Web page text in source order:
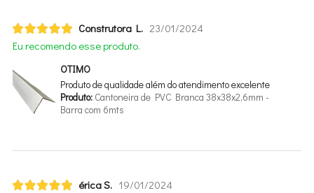
Construtora L. 23/01/2024
Eu recomendo esse produto.
OTIMO
Produto de qualidade além do atendimento excelente
Produto:Cantoneira de PVC Branca 38x38x2,6mm -
Barra com 6mts
érica S. 19/01/2024